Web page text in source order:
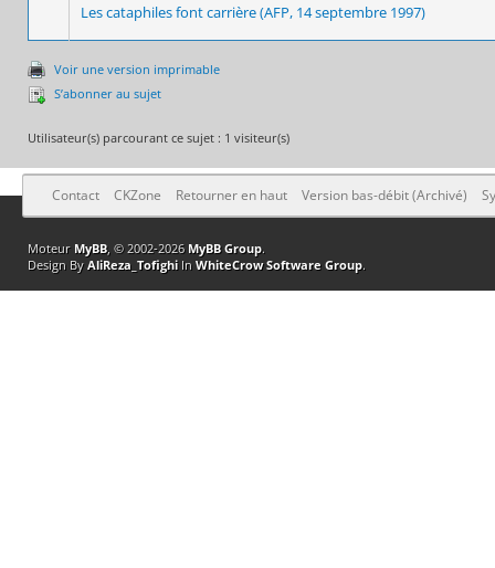
Les cataphiles font carrière (AFP, 14 septembre 1997)
Voir une version imprimable
S’abonner au sujet
Utilisateur(s) parcourant ce sujet : 1 visiteur(s)
Contact CKZone Retourner en haut Version bas-débit (Archivé)
Moteur MyBB, © 2002-2026 MyBB Group.
Design By AliReza_TofighiIn WhiteCrow Software Group.